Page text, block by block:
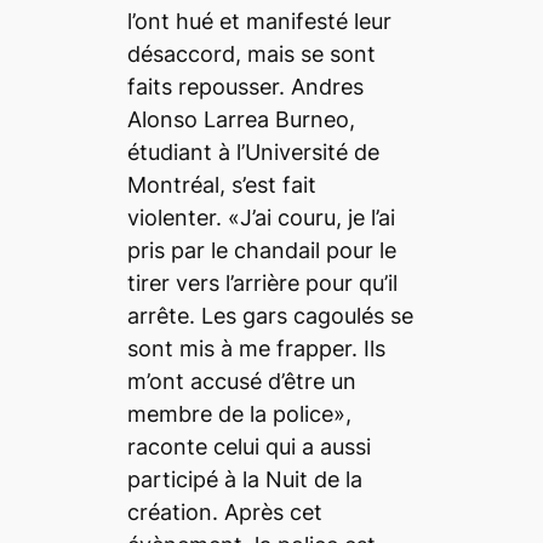
l’ont hué et manifesté leur
désaccord, mais se sont
faits repousser. Andres
Alonso Larrea Burneo,
étudiant à l’Université de
Montréal, s’est fait
violenter. «J’ai couru, je l’ai
pris par le chandail pour le
tirer vers l’arrière pour qu’il
arrête. Les gars cagoulés se
sont mis à me frapper. Ils
m’ont accusé d’être un
membre de la police»,
raconte celui qui a aussi
participé à la Nuit de la
création. Après cet